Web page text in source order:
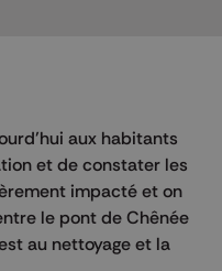
aux habitants
et de constater les
impacté et on
le pont de Chênée
au nettoyage et la